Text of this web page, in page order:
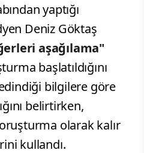
yaptığı
Deniz Göktaş
aşağılama"
başlatıldığını
bilgilere göre
belirtirken,
olarak kalır
kullandı.